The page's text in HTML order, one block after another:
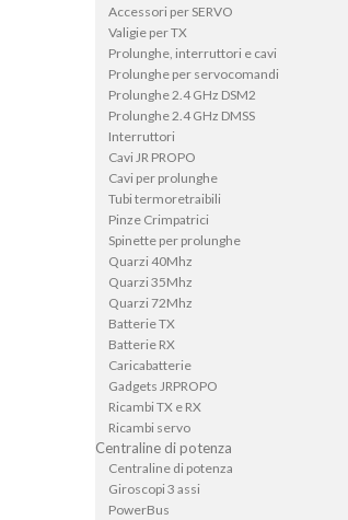
Accessori per SERVO
Valigie per TX
Prolunghe, interruttori e cavi
Prolunghe per servocomandi
Prolunghe 2.4 GHz DSM2
Prolunghe 2.4 GHz DMSS
Interruttori
Cavi JR PROPO
Cavi per prolunghe
Tubi termoretraibili
Pinze Crimpatrici
Spinette per prolunghe
Quarzi 40Mhz
Quarzi 35Mhz
Quarzi 72Mhz
Batterie TX
Batterie RX
Caricabatterie
Gadgets JRPROPO
Ricambi TX e RX
Ricambi servo
Centraline di potenza
Centraline di potenza
Giroscopi 3 assi
PowerBus